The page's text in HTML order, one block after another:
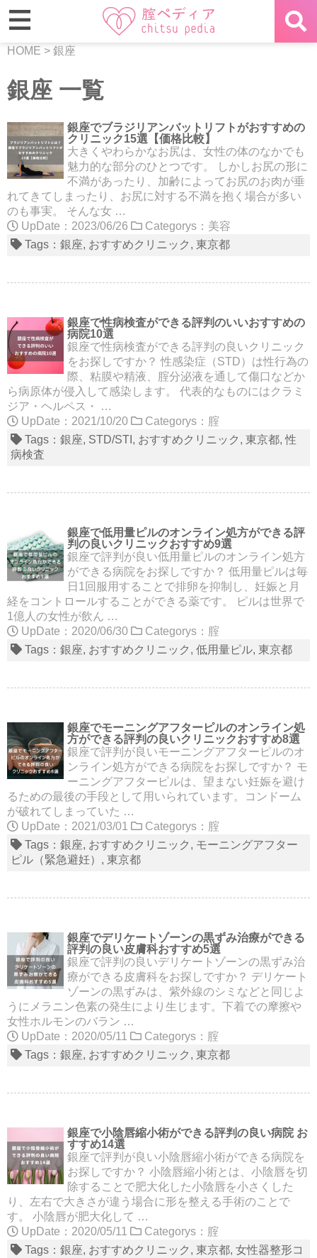
HOME > 銀座
銀座 一覧
銀座でブラジリアンバットリフトがおすすめの
クリニック15選【価格比較】
大きくやわらかなお尻は、女性の体のなかでも
魅力的な部分のひとつです。 しかしお尻の形に
不満があったり、加齢によってお尻のお肉が垂
れてきてしまったり、お尻に対する不満を抱く場合が多い
のも事実。 そんな女 …
UpDate：2023/06/26
Categorys： 美容
Tags： 銀座 おすすめクリニック 東京都
銀座で性病検査ができる評判のいいおすすめの
病院10選
銀座で性病検査ができる評判の良いクリニック
をお探しですか？ 性感染症（STD）は性行為の
際、粘膜や精液、腟分泌液を通して傷口などか
ら病原体が侵入して感染します。 代表的なものにはクラミ
ジア・ヘルペス・ …
UpDate：2021/10/20
Categorys： 腟
Tags： 銀座 STD/STI おすすめクリニック 東京都 性
病検査
銀座で低用量ピルのオンライン処方ができる評
判の良いクリニックおすすめ9選
銀座で評判が良い低用量ピルのオンライン処方
ができる病院をお探しですか？ 低用量ピルは毎
日1回服用することで排卵を抑制し、妊娠と月
経をコントロールすることができる薬です。 ピルは世界で
1億人の女性が飲ん …
UpDate：2020/06/30
Categorys： 腟
Tags： 銀座 おすすめクリニック 低用量ピル 東京都
銀座でモーニングアフターピルのオンライン処
方ができる評判の良いクリニックおすすめ8選
銀座で評判が良いモーニングアフターピルのオ
ンライン処方ができる病院をお探しですか？ モ
ーニングアフターピルは、望まない妊娠を避け
るための最後の手段として用いられています。コンドーム
が破れてしまっていた …
UpDate：2021/03/01
Categorys： 腟
Tags： 銀座 おすすめクリニック
モーニングアフター
ピル（緊急避妊）
東京都
銀座でデリケートゾーンの黒ずみ治療ができる
評判の良い皮膚科おすすめ5選
銀座で評判の良いデリケートゾーンの黒ずみ治
療ができる皮膚科をお探しですか？ デリケート
ゾーンの黒ずみは、紫外線のシミなどと同じよ
うにメラニン色素の発生により生じます。下着での摩擦や
女性ホルモンのバラン …
UpDate：2020/05/11
Categorys： 腟
Tags： 銀座 おすすめクリニック 東京都
銀座で小陰唇縮小術ができる評判の良い病院 お
すすめ14選
銀座で評判が良い小陰唇縮小術ができる病院を
お探しですか？ 小陰唇縮小術とは、小陰唇を切
除することで肥大化した小陰唇を小さくした
り、左右で大きさが違う場合に形を整える手術のことで
す。 小陰唇が肥大化して …
UpDate：2020/05/11
Categorys： 腟
Tags： 銀座 おすすめクリニック 東京都 女性器整形コ